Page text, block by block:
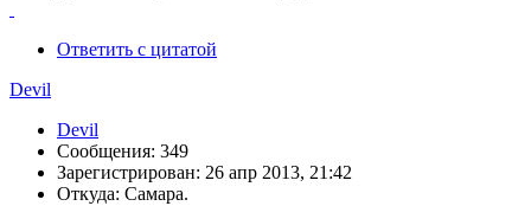
Ответить с цитатой
Devil
Devil
Сообщения: 349
Зарегистрирован: 26 апр 2013, 21:42
Откуда: Самара.